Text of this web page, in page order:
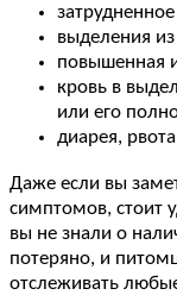
выделения из
повышенная
кровь в
или его
диарея,
Даже если вы
симптомов, стоит
вы не знали о
потеряно, и
отслеживать